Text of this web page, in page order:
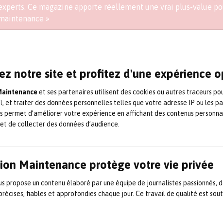
notre site et profitez d'une expérience
et ses partenaires utilisent des cookies ou autres traceurs
et traiter des données personnelles telles que votre adresse IP ou les
permet d’améliorer votre expérience en affichant des contenus
de collecter des données d’audience.
Maintenance protège votre vie privée
propose un contenu élaboré par une équipe de journalistes passionnés,
fiables et approfondies chaque jour. Ce travail de qualité est
Ce magazine apporte réellement une vrai plus-value
»
et / ou digital